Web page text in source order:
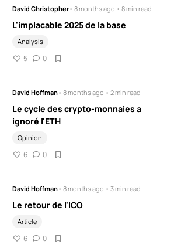
David Christopher• 8 months ago • 8 min read
L'implacable 2025 de la base
Analysis
5 0
David Hoffman• 8 months ago • 2 min read
Le cycle des crypto-monnaies a
ignoré l'ETH
Opinion
6 0
David Hoffman• 8 months ago • 3 min read
Le retour de l'ICO
Article
6 0